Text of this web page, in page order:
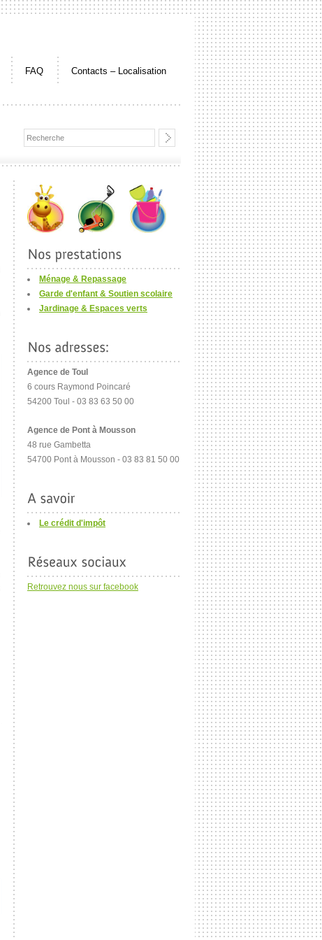
FAQ Contacts – Localisation
Ménage & Repassage
Garde d'enfant & Soutien scolaire
Jardinage & Espaces verts
Agence de Toul
6 cours Raymond Poincaré
54200 Toul - 03 83 63 50 00
Agence de Pont à Mousson
48 rue Gambetta
54700 Pont à Mousson - 03 83 81 50 00
Le crédit d'impôt
Retrouvez nous sur facebook